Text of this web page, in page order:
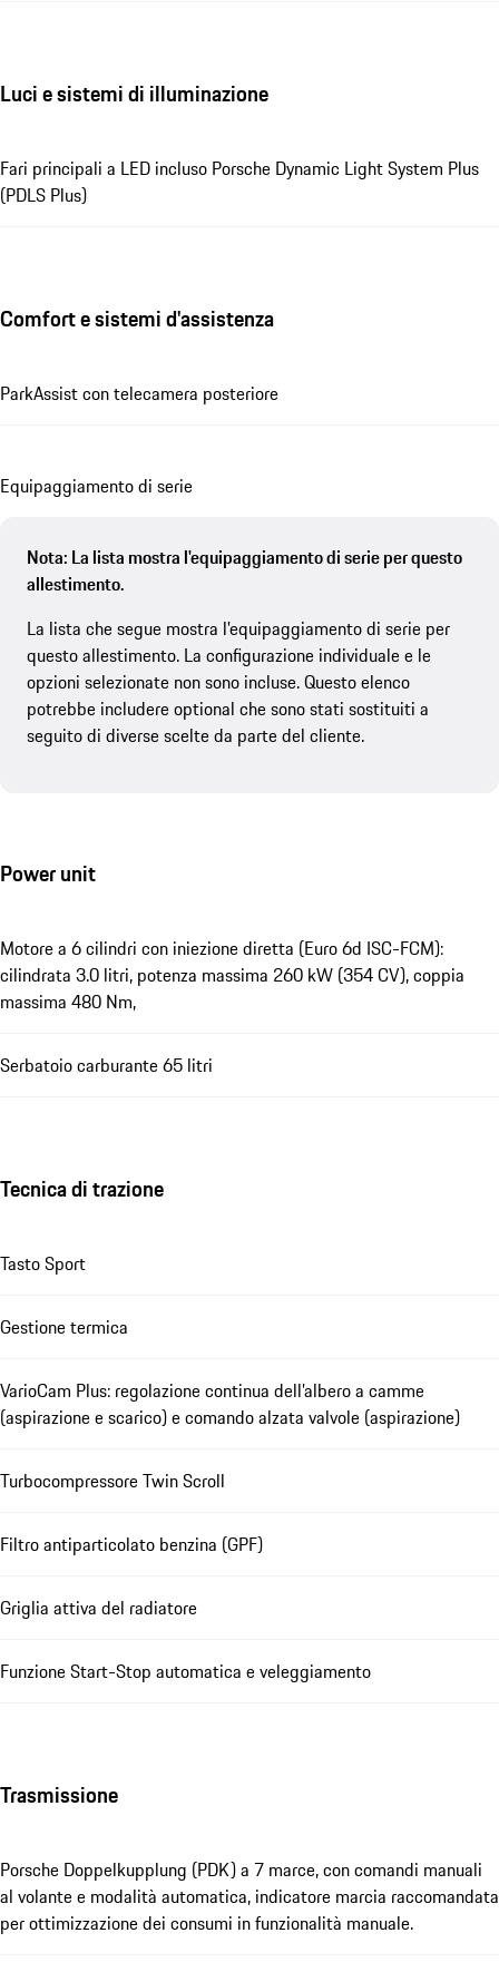
Luci e sistemi di illuminazione
Fari principali a LED incluso Porsche Dynamic Light System Plus
(PDLS Plus)
Comfort e sistemi d'assistenza
ParkAssist con telecamera posteriore
Equipaggiamento di serie
Nota: La lista mostra l'equipaggiamento di serie per questo
allestimento.
La lista che segue mostra l'equipaggiamento di serie per
questo allestimento. La configurazione individuale e le
opzioni selezionate non sono incluse. Questo elenco
potrebbe includere optional che sono stati sostituiti a
seguito di diverse scelte da parte del cliente.
Power unit
Motore a 6 cilindri con iniezione diretta (Euro 6d ISC-FCM):
cilindrata 3.0 litri, potenza massima 260 kW (354 CV), coppia
massima 480 Nm,
Serbatoio carburante 65 litri
Tecnica di trazione
Tasto Sport
Gestione termica
VarioCam Plus: regolazione continua dell’albero a camme
(aspirazione e scarico) e comando alzata valvole (aspirazione)
Turbocompressore Twin Scroll
Filtro antiparticolato benzina (GPF)
Griglia attiva del radiatore
Funzione Start-Stop automatica e veleggiamento
Trasmissione
Porsche Doppelkupplung (PDK) a 7 marce, con comandi manuali
al volante e modalità automatica, indicatore marcia raccomandata
per ottimizzazione dei consumi in funzionalità manuale.